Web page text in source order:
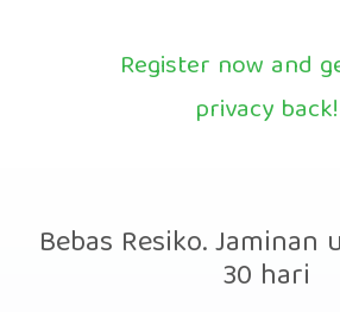
Register now and
privacy back!
Bebas Resiko. Jaminan
30 hari